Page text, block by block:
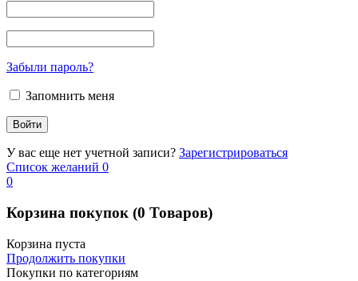
Забыли пароль?
Запомнить меня
У вас еще нет учетной записи? Зарегистрироваться
Список желаний 0
0
Корзина покупок (0 Товаров)
Корзина пуста
Продолжить покупки
Покупки по категориям